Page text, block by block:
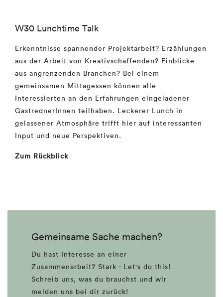
W30 Lunchtime Talk
Erkenntnisse spannender Projektarbeit? Erzählungen
aus der Arbeit von Kreativschaffenden? Einblicke
aus angrenzenden Branchen? Bei einem
gemeinsamen Mittagessen können alle
Interessierten an den Erfahrungen eingeladener
GastrednerInnen teilhaben. Leckerer Lunch in
gelassener Atmosphäre trifft hier auf interessanten
Input und neue Perspektiven.
Zum Rückblick
Gemeinsame Sache machen?
Du hast Interesse an einer
Zusammenarbeit? Stark - Let's do this!
Schreib uns, was du brauchst und wir
melden uns bei dir zurück!